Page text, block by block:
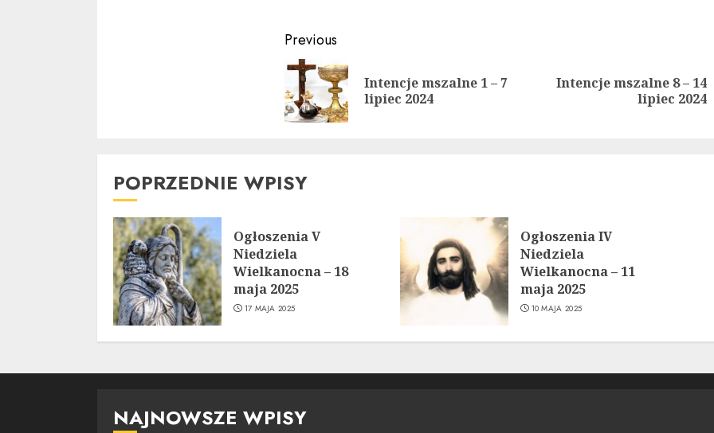
Continue
Reading
Previous
Previous
Intencje mszalne 1 – 7
lipiec 2024
NextIntencje mszalne 8 – 14
lipiec 2024
POPRZEDNIE WPISY
Ogłoszenia V
Niedziela
Wielkanocna – 18
maja 2025
17 MAJA 2025
Ogłoszenia IV
Niedziela
Wielkanocna – 11
maja 2025
10 MAJA 2025
NAJNOWSZE WPISY